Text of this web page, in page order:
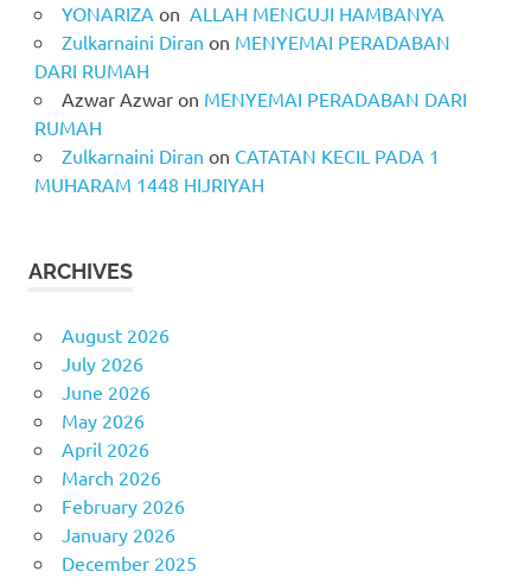
YONARIZA on ALLAH MENGUJI HAMBANYA
Zulkarnaini Diran on MENYEMAI PERADABAN
DARI RUMAH
Azwar Azwaron MENYEMAI PERADABAN DARI
RUMAH
Zulkarnaini Diran on CATATAN KECIL PADA 1
MUHARAM 1448 HIJRIYAH
ARCHIVES
August 2026
July 2026
June 2026
May 2026
April 2026
March 2026
February 2026
January 2026
December 2025